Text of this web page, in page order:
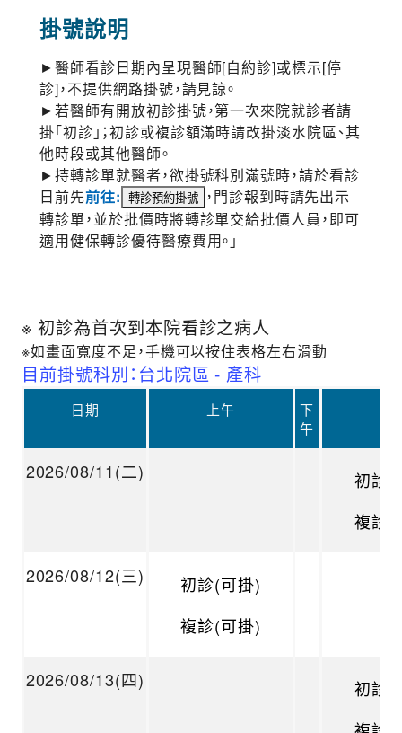
掛號說明
►醫師看診日期內呈現醫師[自約診]或標示[停
診]，不提供網路掛號，請見諒。
►若醫師有開放初診掛號，第一次來院就診者請
掛「初診」；初診或複診額滿時請改掛淡水院區、其
他時段或其他醫師。
►持轉診單就醫者，欲掛號科別滿號時，請於看診
日前先前往:
，門診報到時請先出示
轉診單，並於批價時將轉診單交給批價人員，即可
適用健保轉診優待醫療費用。」
※ 初診為首次到本院看診之病人
※如畫面寬度不足，手機可以按住表格左右滑動
目前掛號科別：台北院區 - 產科
日期 上午
下
午
2026/08/11(二)
初診(
複診(
2026/08/12(三)
初診(可掛)
複診(可掛)
2026/08/13(四)
初診(